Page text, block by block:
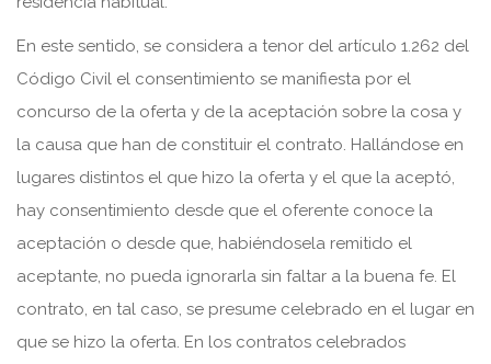
En este sentido, se considera a tenor del artículo 1.262 del
Código Civil el consentimiento se manifiesta por el
concurso de la oferta y de la aceptación sobre la cosa y
la causa que han de constituir el contrato. Hallándose en
lugares distintos el que hizo la oferta y el que la aceptó,
hay consentimiento desde que el oferente conoce la
aceptación o desde que, habiéndosela remitido el
aceptante, no pueda ignorarla sin faltar a la buena fe. El
contrato, en tal caso, se presume celebrado en el lugar en
que se hizo la oferta. En los contratos celebrados